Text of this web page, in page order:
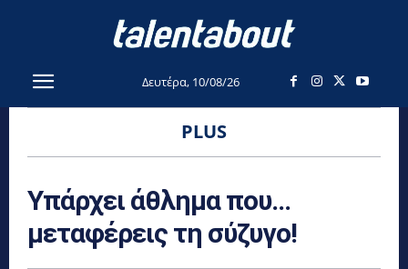
Δευτέρα, 10/08/26
PLUS
Υπάρχει άθλημα που…
μεταφέρεις τη σύζυγο!